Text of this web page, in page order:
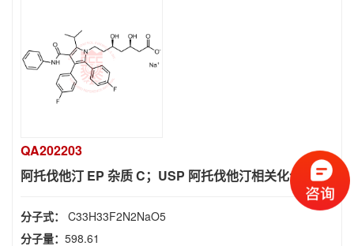
QA202203
阿托伐他汀 EP 杂质 C；USP 阿托伐他汀相关化合物 C
分子式： C33H33F2N2NaO5
分子量： 598.61